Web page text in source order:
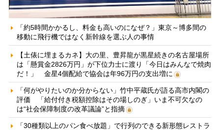
「約5時間かかるし、料金も高いのになぜ？」東京～博多間の
移動に飛行機ではなく新幹線を選ぶ人の事情
【土俵に埋まるカネ】大の里、豊昇龍が黒星続きの名古屋場所
は「懸賞金2826万円」が下位力士に渡り「今日はみんなで焼肉
だ！」 金星4個配給で協会は年96万円の支出増に
「何がやりたいのか分からない」竹中平蔵氏が語る高市内閣の
評価 「給付付き税額控除はその場しのぎ」いま不可欠なの
は“社会保障制度の改革議論”と指摘
「30種類以上のパン食べ放題」で行列のできる新形態レストラ